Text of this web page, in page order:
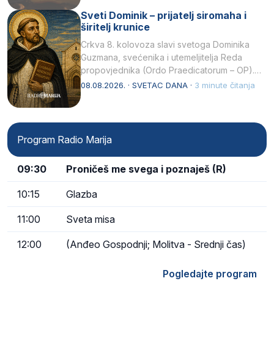
Sveti Dominik – prijatelj siromaha i
širitelj krunice
Crkva 8. kolovoza slavi svetoga Dominika
Guzmana, svećenika i utemeljitelja Reda
propovjednika (Ordo Praedicatorum – OP).
Svojim životom, dubokom ljubavlju prema
08.08.2026. · SVETAC DANA · 3 minute čitanja
Program Radio Marija
09:30 Proničeš me svega i poznaješ (R)
10:15 Glazba
11:00 Sveta misa
12:00 (Anđeo Gospodnji; Molitva - Srednji čas)
Pogledajte program